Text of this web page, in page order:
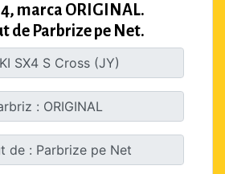
marca ORIGINAL.
de Parbrize pe Net.